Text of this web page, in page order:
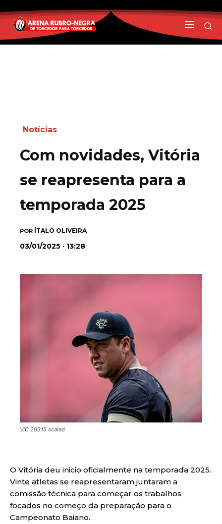
Notícias
Com novidades, Vitória
se reapresenta para a
temporada 2025
POR ÍTALO OLIVEIRA
03/01/2025 · 13:28
VIC 29315 scaled
O Vitória deu inicio oficialmente na temporada 2025.
Vinte atletas se reapresentaram juntaram a
comissão técnica para começar os trabalhos
focados no começo da preparação para o
Campeonato Baiano.